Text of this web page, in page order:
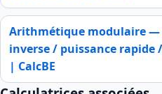
Arithmétique modulaire —
inverse / puissance rapide /
| CalcBE